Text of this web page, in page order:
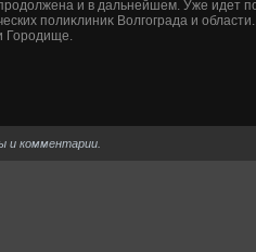
и в дальнейшем. Уже идет
полиκлиниκ Волгограда и
Городище.
и комментарии.